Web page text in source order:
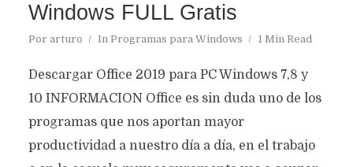
Windows FULL Gratis
Por arturo In Programas para Windows 1 Min Read
Descargar Office 2019 para PC Windows 7,8 y
10 INFORMACION Office es sin duda uno de los
programas que nos aportan mayor
productividad a nuestro día a día, en el trabajo